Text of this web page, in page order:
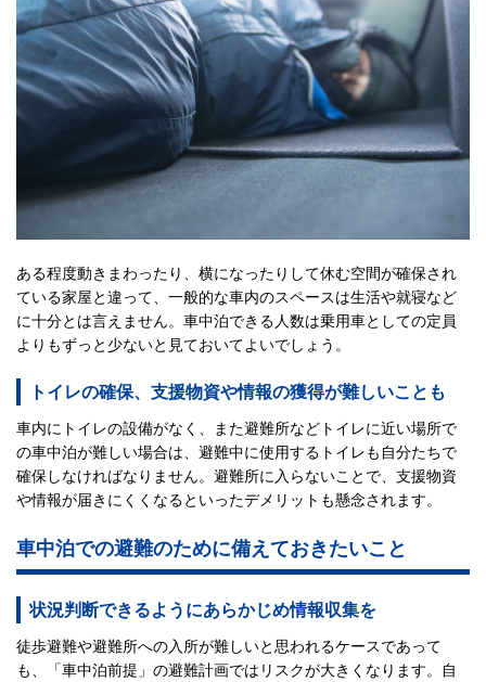
ある程度動きまわったり、横になったりして休む空間が確保され
ている家屋と違って、一般的な車内のスペースは生活や就寝など
に十分とは言えません。車中泊できる人数は乗用車としての定員
よりもずっと少ないと見ておいてよいでしょう。
トイレの確保、支援物資や情報の獲得が難しいことも
車内にトイレの設備がなく、また避難所などトイレに近い場所で
の車中泊が難しい場合は、避難中に使用するトイレも自分たちで
確保しなければなりません。避難所に入らないことで、支援物資
や情報が届きにくくなるといったデメリットも懸念されます。
車中泊での避難のために備えておきたいこと
状況判断できるようにあらかじめ情報収集を
徒歩避難や避難所への入所が難しいと思われるケースであって
も、「車中泊前提」の避難計画ではリスクが大きくなります。自